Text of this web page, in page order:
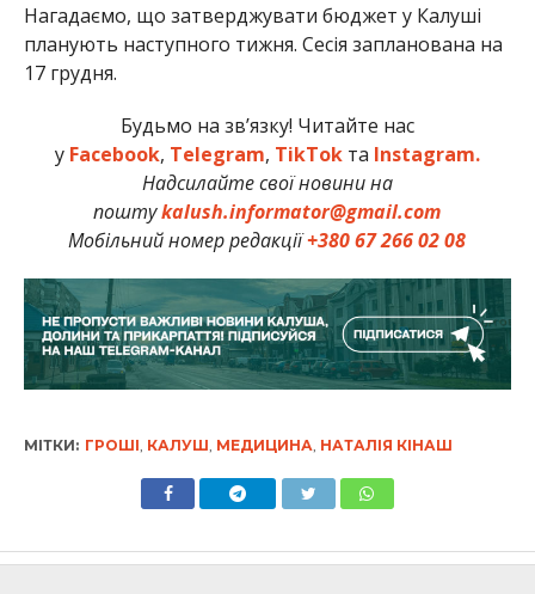
Нагадаємо, що затверджувати бюджет у Калуші
планують наступного тижня. Сесія запланована на
17 грудня.
Будьмо на зв’язку! Читайте нас
у Facebook, Telegram, TikTokта Instagram.
Надсилайте свої новини на
поштуkalush.informator@gmail.com
Мобільний номер редакції+380 67 266 02 08
МІТКИ: ГРОШІ, КАЛУШ, МЕДИЦИНА, НАТАЛІЯ КІНАШ